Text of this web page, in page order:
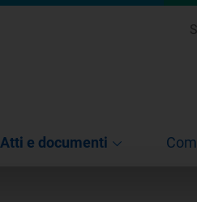
Atti e documenti